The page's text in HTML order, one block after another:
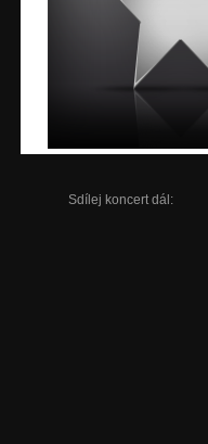
Sdílej koncert dál: